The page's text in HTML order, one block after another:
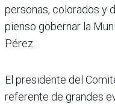
personas, colorados y
pienso gobernar la
Pérez.
El presidente del
referente de grandes